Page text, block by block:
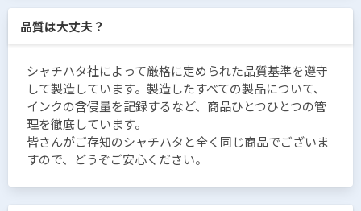
品質は大丈夫？
シャチハタ社によって厳格に定められた品質基準を遵守
して製造しています。製造したすべての製品について、
インクの含侵量を記録するなど、商品ひとつひとつの管
理を徹底しています。
皆さんがご存知のシャチハタと全く同じ商品でございま
すので、どうぞご安心ください。